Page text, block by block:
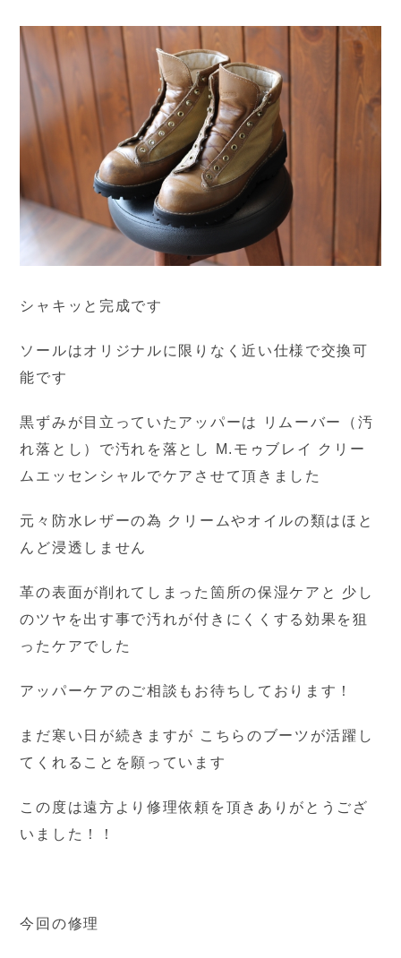
シャキッと完成です
ソールはオリジナルに限りなく近い仕様で交換可
能です
黒ずみが目立っていたアッパーは リムーバー（汚
れ落とし）で汚れを落とし M.モゥブレイ クリー
ムエッセンシャルでケアさせて頂きました
元々防水レザーの為 クリームやオイルの類はほと
んど浸透しません
革の表面が削れてしまった箇所の保湿ケアと 少し
のツヤを出す事で汚れが付きにくくする効果を狙
ったケアでした
アッパーケアのご相談もお待ちしております！
まだ寒い日が続きますが こちらのブーツが活躍し
てくれることを願っています
この度は遠方より修理依頼を頂きありがとうござ
いました！！
今回の修理